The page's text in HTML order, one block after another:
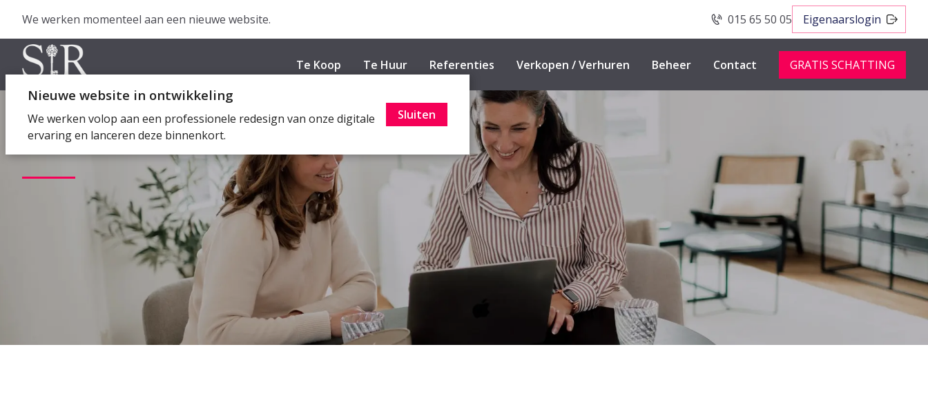
Nieuwe website in ontwikkeling
We werken volop aan een professionele redesign van onze digitale
ervaring en lanceren deze binnenkort.
Sluiten
We werken momenteel aan een nieuwe website. 015 65 50 05 Eigenaarslogin
Te Koop Te Huur Referenties Verkopen / Verhuren Beheer Contact GRATIS SCHATTING